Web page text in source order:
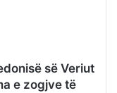
së Veriut
e zogjve të